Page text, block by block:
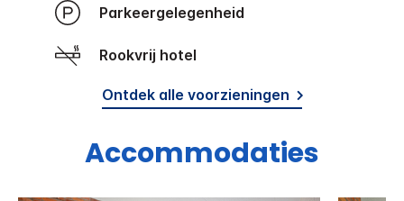
Parkeergelegenheid
Rookvrij hotel
Ontdek alle voorzieningen
Accommodaties